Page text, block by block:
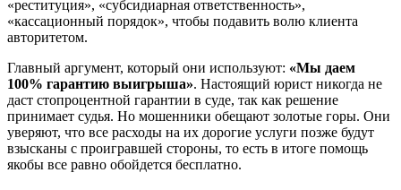
«реституция», «субсидиарная ответственность»,
«кассационный порядок», чтобы подавить волю клиента
авторитетом.
Главный аргумент, который они используют: «Мы даем
100% гарантию выигрыша». Настоящий юрист никогда не
даст стопроцентной гарантии в суде, так как решение
принимает судья. Но мошенники обещают золотые горы. Они
уверяют, что все расходы на их дорогие услуги позже будут
взысканы с проигравшей стороны, то есть в итоге помощь
якобы все равно обойдется бесплатно.